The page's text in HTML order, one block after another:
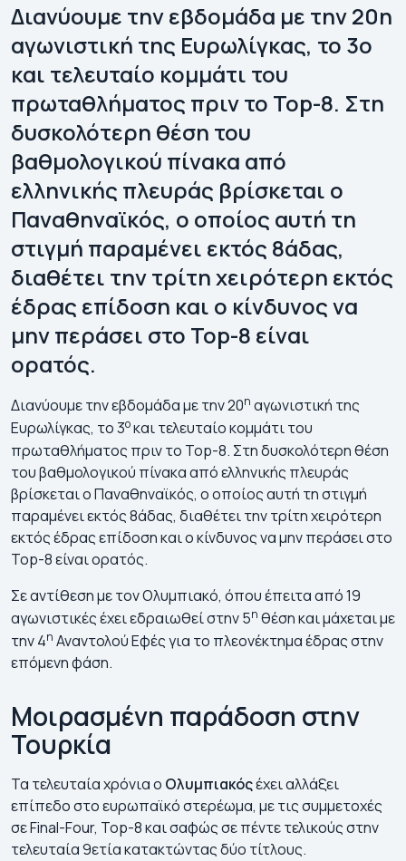
Διανύουμε την εβδομάδα με την 20η
αγωνιστική της Ευρωλίγκας, το 3ο
και τελευταίο κομμάτι του
πρωταθλήματος πριν το Top-8. Στη
δυσκολότερη θέση του
βαθμολογικού πίνακα από
ελληνικής πλευράς βρίσκεται ο
Παναθηναϊκός, ο οποίος αυτή τη
στιγμή παραμένει εκτός 8άδας,
διαθέτει την τρίτη χειρότερη εκτός
έδρας επίδοση και ο κίνδυνος να
μην περάσει στο Top-8 είναι
ορατός.
Διανύουμε την εβδομάδα με την 20η αγωνιστική της
Ευρωλίγκας, το 3οκαι τελευταίο κομμάτι του
πρωταθλήματος πριν το Top-8. Στη δυσκολότερη θέση
του βαθμολογικού πίνακα από ελληνικής πλευράς
βρίσκεται ο Παναθηναϊκός, ο οποίος αυτή τη στιγμή
παραμένει εκτός 8άδας, διαθέτει την τρίτη χειρότερη
εκτός έδρας επίδοση και ο κίνδυνος να μην περάσει στο
Top-8 είναι ορατός.
Σε αντίθεση με τον Ολυμπιακό, όπου έπειτα από 19
αγωνιστικές έχει εδραιωθεί στην 5η θέση και μάχεται με
την 4η Αναντολού Εφές για το πλεονέκτημα έδρας στην
επόμενη φάση.
Μοιρασμένη παράδοση στην
Τουρκία
Τα τελευταία χρόνια ο Ολυμπιακόςέχει αλλάξει
επίπεδο στο ευρωπαϊκό στερέωμα, με τις συμμετοχές
σε Final-Four, Top-8 και σαφώς σε πέντε τελικούς στην
τελευταία 9ετία κατακτώντας δύο τίτλους.